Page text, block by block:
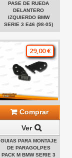
PASE DE RUEDA
DELANTERO
IZQUIERDO BMW
SERIE 3 E46 (98-05)
29,00 €
Comprar
Ver
GUIAS PARA MONTAJE
DE PARAGOLPES
PACK M BMW SERIE 3